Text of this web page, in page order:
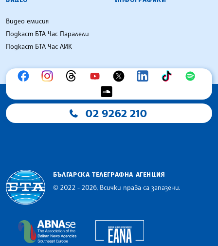
Видео емисия
Подкаст БТА Час Паралели
Подкаст БТА Час ЛИК
02 9262 210
БЪЛГАРСКА ТЕЛЕГРАФНА АГЕНЦИЯ
© 2022 - 2026, Всички права са запазени.
The Assocoation of the Balkan News Agencies